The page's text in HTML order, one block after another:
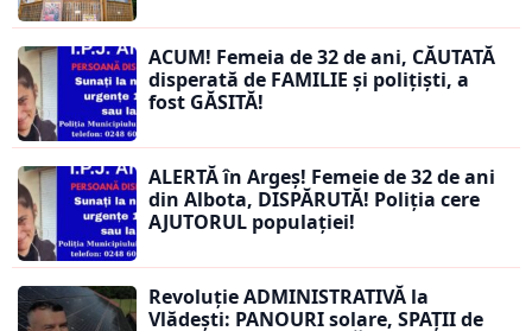
ACUM! Femeia de 32 de ani, CĂUTATĂ
disperată de FAMILIE și polițiști, a
fost GĂSITĂ!
ALERTĂ în Argeș! Femeie de 32 de ani
din Albota, DISPĂRUTĂ! Poliția cere
AJUTORUL populației!
Revoluție ADMINISTRATIVĂ la
Vlădești: PANOURI solare, SPAȚII de